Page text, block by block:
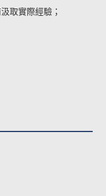
取實際經驗；